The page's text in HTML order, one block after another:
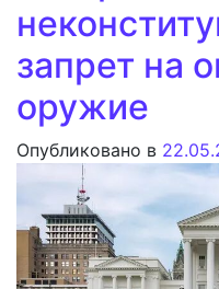
запрет на
оружие
Опубликовано в